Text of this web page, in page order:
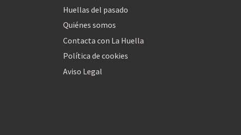
Huellas del pasado
Quiénes somos
Contacta con La Huella
Política de cookies
Aviso Legal